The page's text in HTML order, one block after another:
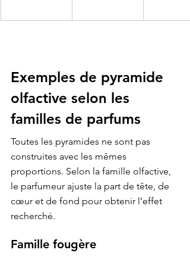
Exemples de pyramide
olfactive selon les
familles de parfums
Toutes les pyramides ne sont pas
construites avec les mêmes
proportions. Selon la famille olfactive,
le parfumeur ajuste la part de tête, de
cœur et de fond pour obtenir l’effet
recherché.
Famille fougère